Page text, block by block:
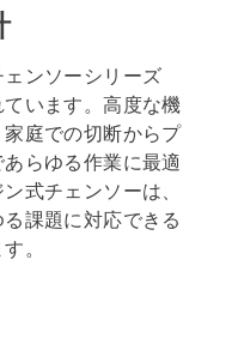
ンソーシリーズ
います。高度な機
庭での切断からプ
らゆる作業に最適
式チェンソーは、
課題に対応できる
。